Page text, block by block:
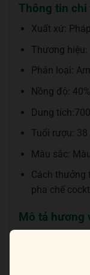
Thông tin
Xuất xứ: Pháp
Thương
Phân loại:
Nồng độ: 40%
Dung
Tuổi rượu: 38
Màu sắc:
Cách thưởng
pha chế
Mô tả hương
mận, hạnh
đường, vị mận